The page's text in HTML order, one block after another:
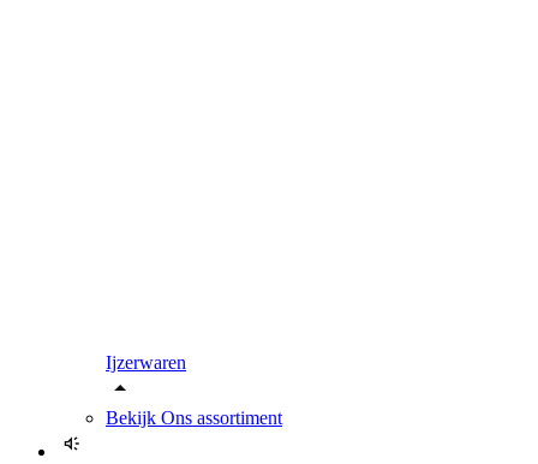
Ijzerwaren
Bekijk Ons assortiment